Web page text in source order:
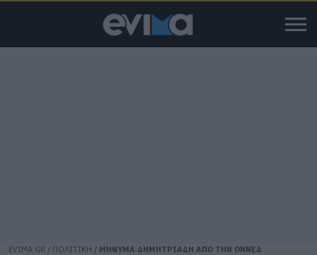
EVIMA.GR / ΠΟΛΙΤΙΚΗ / ΜΗΝΥΜΑ ΔΗΜΗΤΡΙΑΔΗ ΑΠΟ ΤΗΝ ΟΝΝΕΔ